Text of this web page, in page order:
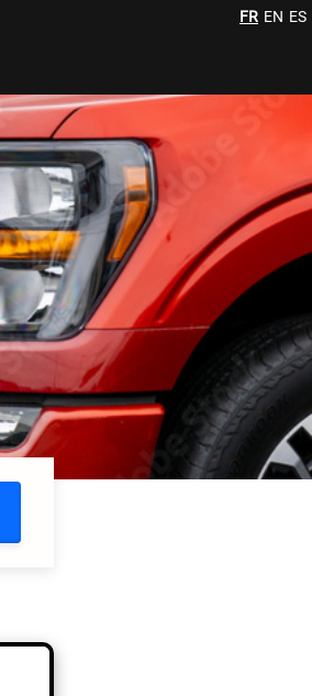
FR EN ES